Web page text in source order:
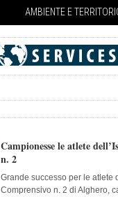
AMBIENTE E
Campionesse le atlete
n. 2
Grande successo per le atlete
Comprensivo n. 2 di Alghero,